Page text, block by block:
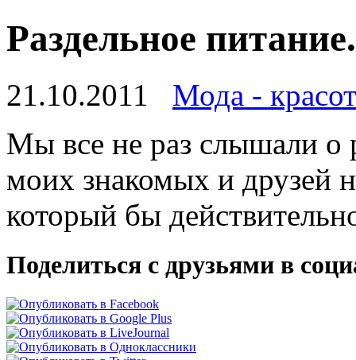
Раздельное
21.10.2011
Мода -
Мы все не раз слышали о
моих знакомых и друзей
который бы
Поделиться с друзьями в